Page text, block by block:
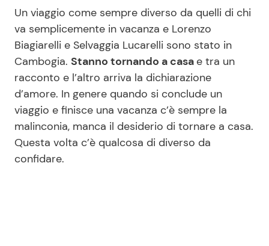
Disclaimer e Privacy
Redazione
Contattaci
Pubblicità
Privacy Policy
Un viaggio come sempre diverso da quelli di chi
va semplicemente in vacanza e Lorenzo
Biagiarelli e Selvaggia Lucarelli sono stato in
Cambogia. Stanno tornando a casa e tra un
racconto e l’altro arriva la dichiarazione
d’amore. In genere quando si conclude un
viaggio e finisce una vacanza c’è sempre la
malinconia, manca il desiderio di tornare a casa.
Questa volta c’è qualcosa di diverso da
confidare.